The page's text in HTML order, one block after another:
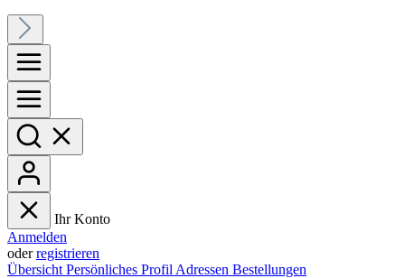
Ihr Konto
Anmelden
oderregistrieren
Übersicht Persönliches Profil Adressen Bestellungen